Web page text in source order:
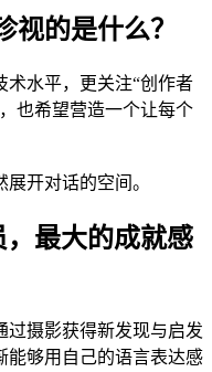
视的是什么？
术水平，更关注“创作者
也希望营造一个让每个
开对话的空间。
最大的成就感
过摄影获得新发现与启发
能够用自己的语言表达感